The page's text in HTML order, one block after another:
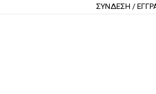
ΣΥΝΔΕΣΗ /